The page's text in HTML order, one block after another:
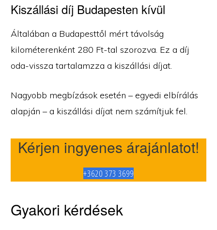
Kiszállási díj Budapesten kívül
Általában a Budapesttől mért távolság
kilométerenként 280 Ft-tal szorozva. Ez a díj
oda-vissza tartalamzza a kiszállási díjat.
Nagyobb megbízások esetén – egyedi elbírálás
alapján – a kiszállási díjat nem számítjuk fel.
Kérjen ingyenes árajánlatot!
+3620 373 3699
Gyakori kérdések